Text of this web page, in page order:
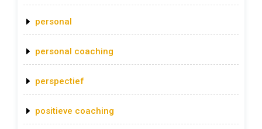
personal
personal coaching
perspectief
positieve coaching